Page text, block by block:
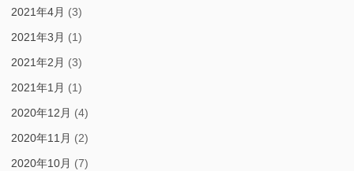
2021年4月 (3)
2021年3月 (1)
2021年2月 (3)
2021年1月 (1)
2020年12月 (4)
2020年11月 (2)
2020年10月 (7)